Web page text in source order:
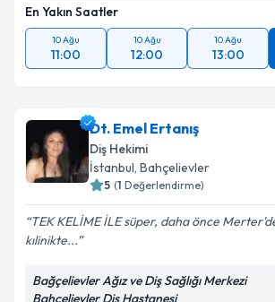
En Yakın Saatler
10 Ağu
11:00
10 Ağu
12:00
10 Ağu
13:00
Dt. Emel Ertanış
Diş Hekimi
İstanbul, Bahçelievler
5 (1 Değerlendirme)
TEK KELİME İLE süper, daha önce
kılinikte...
Bağçelievler Ağız ve Diş Sağlığı Merkezi
Bahçelievler Diş Hastanesi